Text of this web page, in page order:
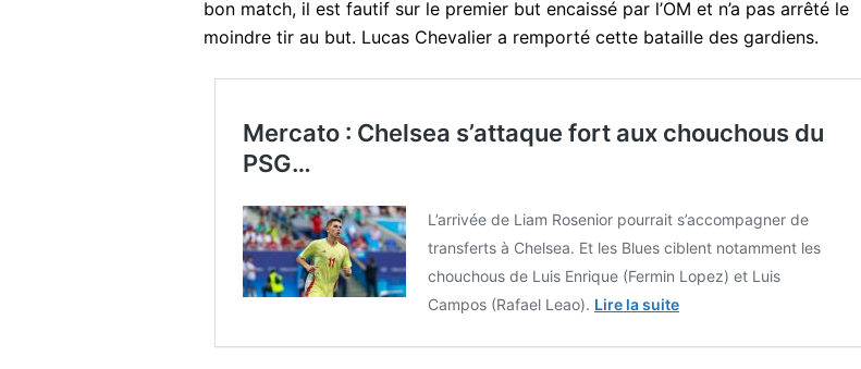
bon match, il est fautif sur le premier but encaissé par l’OM et n’a pas arrêté le
moindre tir au but. Lucas Chevalier a remporté cette bataille des gardiens.
Mercato : Chelsea s’attaque fort aux chouchous du
PSG…
L’arrivée de Liam Rosenior pourrait s’accompagner de
transferts à Chelsea. Et les Blues ciblent notamment les
chouchous de Luis Enrique (Fermin Lopez) et Luis
Campos (Rafael Leao). Lire la suite